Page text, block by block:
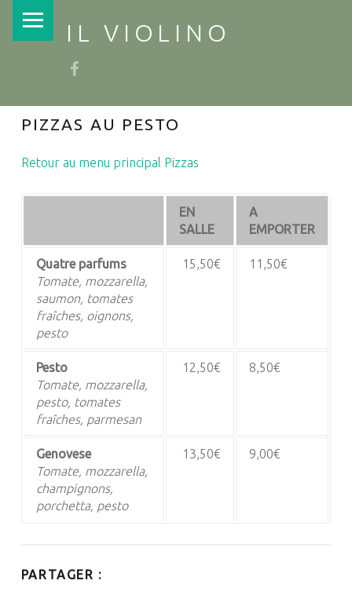
IL VIOLINO
PIZZAS AU PESTO
Retour au menu principal Pizzas
EN
SALLE
A
EMPORTER
Quatre parfums
Tomate, mozzarella,
saumon, tomates
fraîches, oignons,
pesto
15,50€ 11,50€
Pesto
Tomate, mozzarella,
pesto, tomates
fraîches, parmesan
12,50€ 8,50€
Genovese
Tomate, mozzarella,
champignons,
porchetta, pesto
13,50€ 9,00€
PARTAGER :